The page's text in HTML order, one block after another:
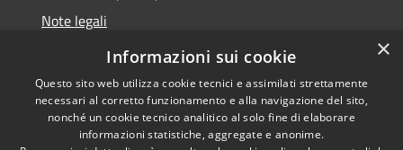
Note legali
Dichiarazione di accessibilità
Copyright © 2026 • Comune di
×
Informazioni sui cookie
Questo sito web utilizza cookie tecnici e assimilati strettamente
necessari al corretto funzionamento e alla navigazione del sito,
nonché un cookie tecnico analitico al solo fine di elaborare
informazioni statistiche, aggregate e anonime.